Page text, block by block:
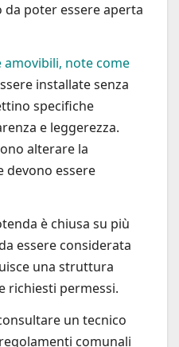
poter essere aperta
note come
installate senza
specifiche
e leggerezza.
alterare la
devono essere
è chiusa su più
essere considerata
una struttura
richiesti permessi.
un tecnico
comunali